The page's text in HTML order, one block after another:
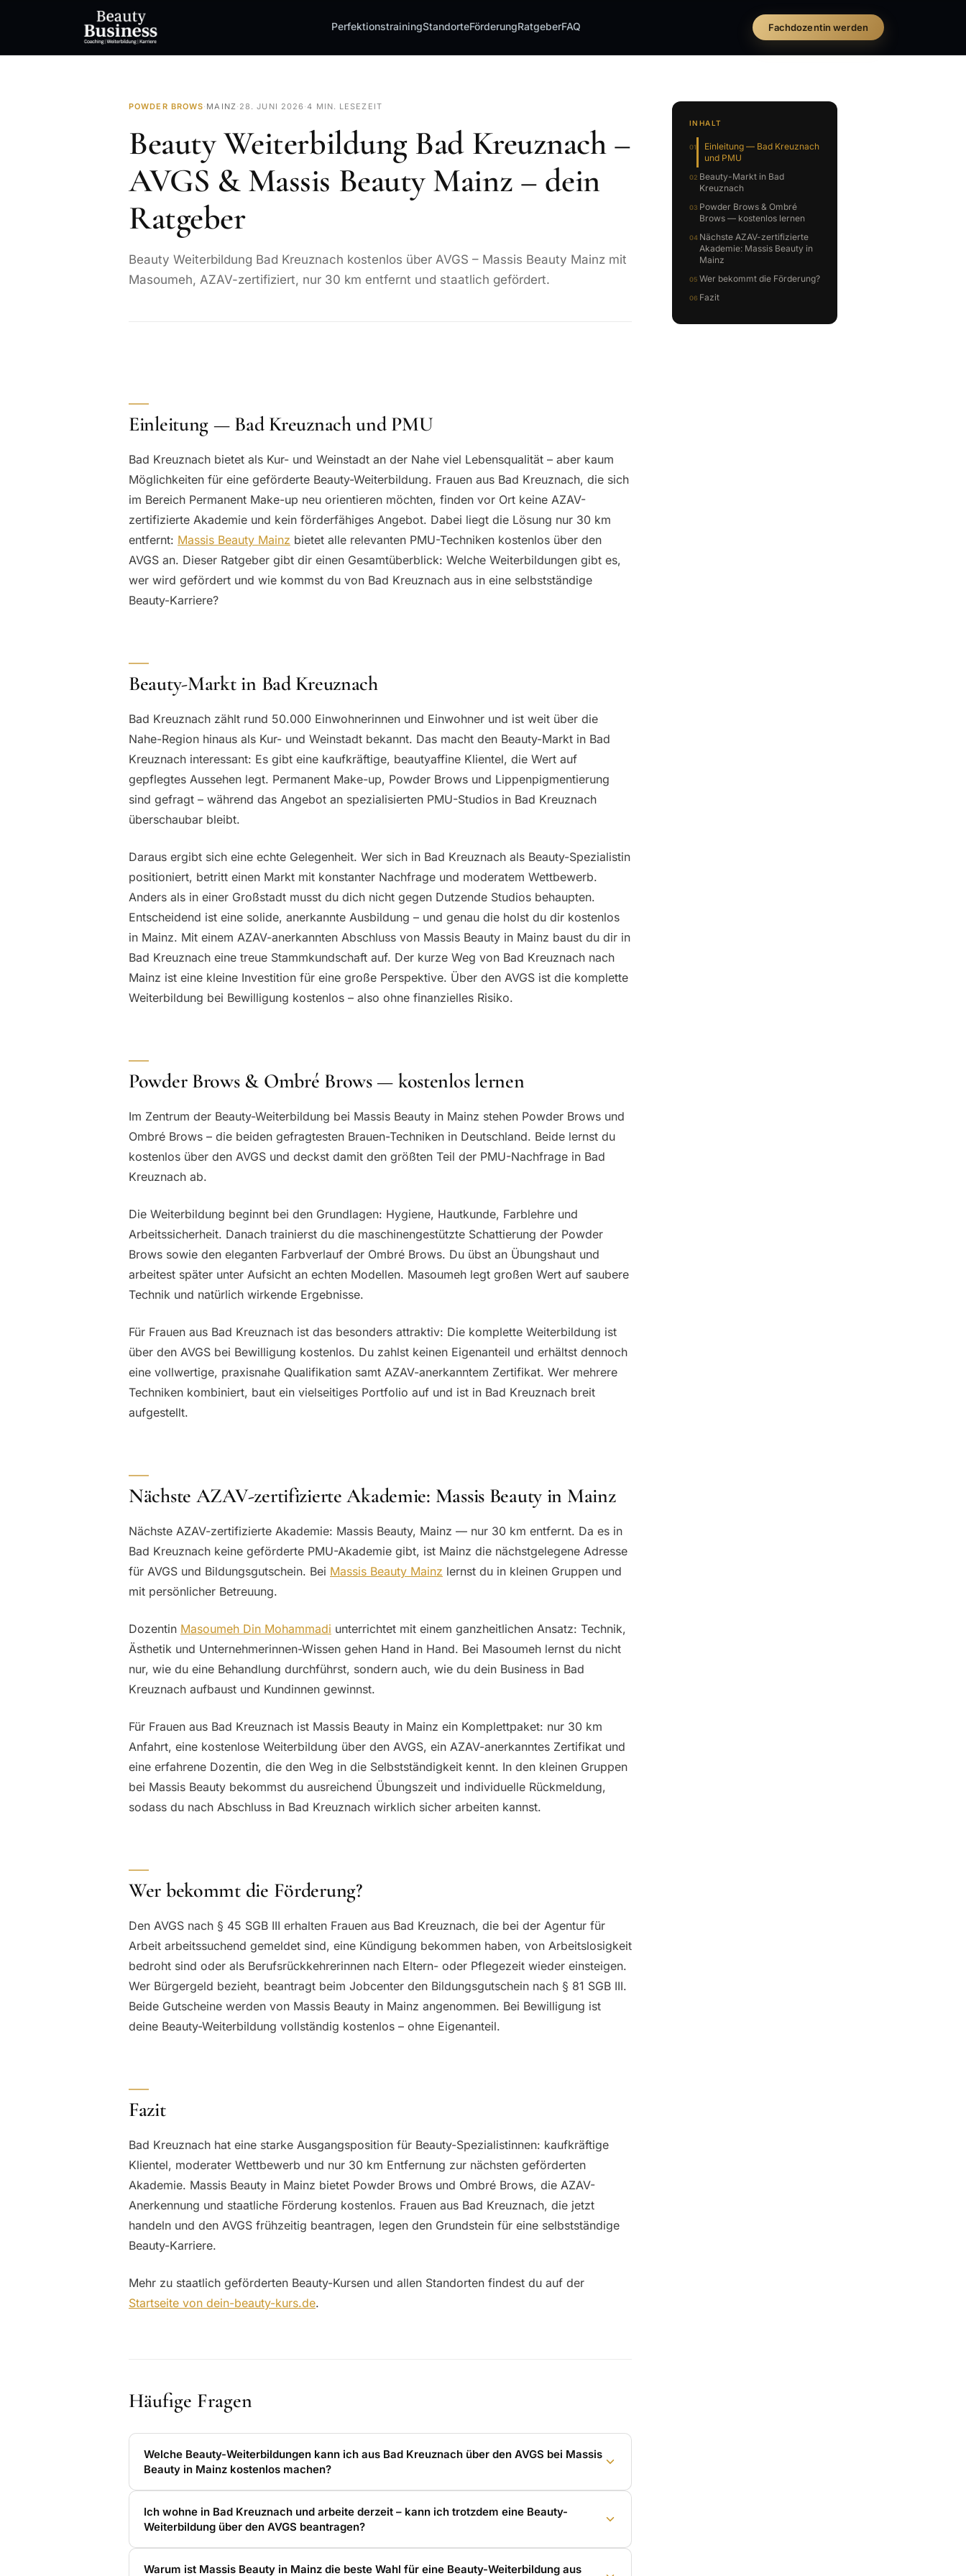
PerfektionstrainingStandorteFörderungRatgeberFAQ Fachdozentin werden
POWDER BROWS· MAINZ· 28. JUNI 2026 ·4 MIN. LESEZEIT
Beauty Weiterbildung Bad Kreuznach –
AVGS & Massis Beauty Mainz – dein
Ratgeber
Beauty Weiterbildung Bad Kreuznach kostenlos über AVGS – Massis Beauty Mainz mit
Masoumeh, AZAV-zertifiziert, nur 30 km entfernt und staatlich gefördert.
Einleitung — Bad Kreuznach und PMU
Bad Kreuznach bietet als Kur- und Weinstadt an der Nahe viel Lebensqualität – aber kaum
Möglichkeiten für eine geförderte Beauty-Weiterbildung. Frauen aus Bad Kreuznach, die sich
im Bereich Permanent Make-up neu orientieren möchten, finden vor Ort keine AZAV-
zertifizierte Akademie und kein förderfähiges Angebot. Dabei liegt die Lösung nur 30 km
entfernt: Massis Beauty Mainz bietet alle relevanten PMU-Techniken kostenlos über den
AVGS an. Dieser Ratgeber gibt dir einen Gesamtüberblick: Welche Weiterbildungen gibt es,
wer wird gefördert und wie kommst du von Bad Kreuznach aus in eine selbstständige
Beauty-Karriere?
Beauty-Markt in Bad Kreuznach
Bad Kreuznach zählt rund 50.000 Einwohnerinnen und Einwohner und ist weit über die
Nahe-Region hinaus als Kur- und Weinstadt bekannt. Das macht den Beauty-Markt in Bad
Kreuznach interessant: Es gibt eine kaufkräftige, beautyaffine Klientel, die Wert auf
gepflegtes Aussehen legt. Permanent Make-up, Powder Brows und Lippenpigmentierung
sind gefragt – während das Angebot an spezialisierten PMU-Studios in Bad Kreuznach
überschaubar bleibt.
Daraus ergibt sich eine echte Gelegenheit. Wer sich in Bad Kreuznach als Beauty-Spezialistin
positioniert, betritt einen Markt mit konstanter Nachfrage und moderatem Wettbewerb.
Anders als in einer Großstadt musst du dich nicht gegen Dutzende Studios behaupten.
Entscheidend ist eine solide, anerkannte Ausbildung – und genau die holst du dir kostenlos
in Mainz. Mit einem AZAV-anerkannten Abschluss von Massis Beauty in Mainz baust du dir in
Bad Kreuznach eine treue Stammkundschaft auf. Der kurze Weg von Bad Kreuznach nach
Mainz ist eine kleine Investition für eine große Perspektive. Über den AVGS ist die komplette
Weiterbildung bei Bewilligung kostenlos – also ohne finanzielles Risiko.
Powder Brows & Ombré Brows — kostenlos lernen
Im Zentrum der Beauty-Weiterbildung bei Massis Beauty in Mainz stehen Powder Brows und
Ombré Brows – die beiden gefragtesten Brauen-Techniken in Deutschland. Beide lernst du
kostenlos über den AVGS und deckst damit den größten Teil der PMU-Nachfrage in Bad
Kreuznach ab.
Die Weiterbildung beginnt bei den Grundlagen: Hygiene, Hautkunde, Farblehre und
Arbeitssicherheit. Danach trainierst du die maschinengestützte Schattierung der Powder
Brows sowie den eleganten Farbverlauf der Ombré Brows. Du übst an Übungshaut und
arbeitest später unter Aufsicht an echten Modellen. Masoumeh legt großen Wert auf saubere
Technik und natürlich wirkende Ergebnisse.
Für Frauen aus Bad Kreuznach ist das besonders attraktiv: Die komplette Weiterbildung ist
über den AVGS bei Bewilligung kostenlos. Du zahlst keinen Eigenanteil und erhältst dennoch
eine vollwertige, praxisnahe Qualifikation samt AZAV-anerkanntem Zertifikat. Wer mehrere
Techniken kombiniert, baut ein vielseitiges Portfolio auf und ist in Bad Kreuznach breit
aufgestellt.
Nächste AZAV-zertifizierte Akademie: Massis Beauty in Mainz
Nächste AZAV-zertifizierte Akademie: Massis Beauty, Mainz — nur 30 km entfernt. Da es in
Bad Kreuznach keine geförderte PMU-Akademie gibt, ist Mainz die nächstgelegene Adresse
für AVGS und Bildungsgutschein. Bei Massis Beauty Mainz lernst du in kleinen Gruppen und
mit persönlicher Betreuung.
Dozentin Masoumeh Din Mohammadi unterrichtet mit einem ganzheitlichen Ansatz: Technik,
Ästhetik und Unternehmerinnen-Wissen gehen Hand in Hand. Bei Masoumeh lernst du nicht
nur, wie du eine Behandlung durchführst, sondern auch, wie du dein Business in Bad
Kreuznach aufbaust und Kundinnen gewinnst.
Für Frauen aus Bad Kreuznach ist Massis Beauty in Mainz ein Komplettpaket: nur 30 km
Anfahrt, eine kostenlose Weiterbildung über den AVGS, ein AZAV-anerkanntes Zertifikat und
eine erfahrene Dozentin, die den Weg in die Selbstständigkeit kennt. In den kleinen Gruppen
bei Massis Beauty bekommst du ausreichend Übungszeit und individuelle Rückmeldung,
sodass du nach Abschluss in Bad Kreuznach wirklich sicher arbeiten kannst.
Wer bekommt die Förderung?
Den AVGS nach § 45 SGB III erhalten Frauen aus Bad Kreuznach, die bei der Agentur für
Arbeit arbeitssuchend gemeldet sind, eine Kündigung bekommen haben, von Arbeitslosigkeit
bedroht sind oder als Berufsrückkehrerinnen nach Eltern- oder Pflegezeit wieder einsteigen.
Wer Bürgergeld bezieht, beantragt beim Jobcenter den Bildungsgutschein nach § 81 SGB III.
Beide Gutscheine werden von Massis Beauty in Mainz angenommen. Bei Bewilligung ist
deine Beauty-Weiterbildung vollständig kostenlos – ohne Eigenanteil.
Fazit
Bad Kreuznach hat eine starke Ausgangsposition für Beauty-Spezialistinnen: kaufkräftige
Klientel, moderater Wettbewerb und nur 30 km Entfernung zur nächsten geförderten
Akademie. Massis Beauty in Mainz bietet Powder Brows und Ombré Brows, die AZAV-
Anerkennung und staatliche Förderung kostenlos. Frauen aus Bad Kreuznach, die jetzt
handeln und den AVGS frühzeitig beantragen, legen den Grundstein für eine selbstständige
Beauty-Karriere.
Mehr zu staatlich geförderten Beauty-Kursen und allen Standorten findest du auf der
Startseite von dein-beauty-kurs.de.
Häufige Fragen
Welche Beauty-Weiterbildungen kann ich aus Bad Kreuznach über den AVGS bei Massis
Beauty in Mainz kostenlos machen?
Ich wohne in Bad Kreuznach und arbeite derzeit – kann ich trotzdem eine Beauty-
Weiterbildung über den AVGS beantragen?
Warum ist Massis Beauty in Mainz die beste Wahl für eine Beauty-Weiterbildung aus
INHALT
Einleitung — Bad Kreuznach
und PMU
Beauty-Markt in Bad
Kreuznach
Powder Brows & Ombré
Brows — kostenlos lernen
Nächste AZAV-zertifizierte
Akademie: Massis Beauty in
Mainz
Wer bekommt die Förderung?
Fazit